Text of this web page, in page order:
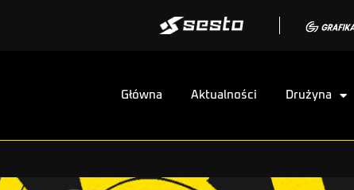
Główna Aktualności Drużyna